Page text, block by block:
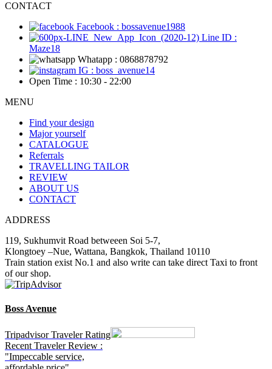
CONTACT
Facebook : bossavenue1988
Line ID :
Maze18
Whatapp : 0868878792
IG : boss_avenue14
Open Time : 10:30 - 22:00
MENU
Find your design
Major yourself
CATALOGUE
Referrals
TRAVELLING TAILOR
REVIEW
ABOUT US
CONTACT
ADDRESS
119, Sukhumvit Road betweeen Soi 5-7,
Klongtoey –Nue, Wattana, Bangkok, Thailand 10110
Train station exist No.1 and also write can take direct Taxi to front
of our shop.
Boss Avenue
Tripadvisor Traveler Rating
Recent Traveler Review :
"Impeccable service,